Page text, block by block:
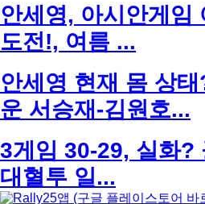
안세영, 아시안게임
도전!, 여름 ...
안세영 현재 몸 상
운 서승재-김원호...
3게임 30-29, 실화?
대혈투 일...